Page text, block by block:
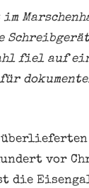
fiel auf
vor
die